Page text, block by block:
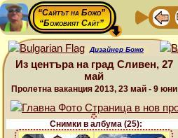
“Сайтът на Божо”
“Божовият Сайт”
Дизайнер Божо
Из центъра на град Сливен, 27
май
Пролетна ваканция 2013, 23 май - 9 юни
Снимки в албума (25):